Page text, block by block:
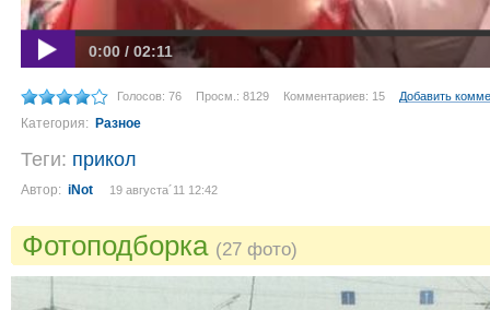
0:00 / 02:11
Голосов: 76 Просм.: 8129 Комментариев: 15 Добавить
Категория: Разное
Теги: прикол
Автор: iNot 19 августа´11 12:42
Фотоподборка (27 фото)